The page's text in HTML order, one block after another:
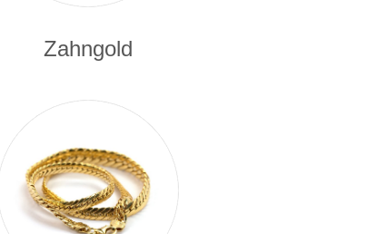
Zahngold